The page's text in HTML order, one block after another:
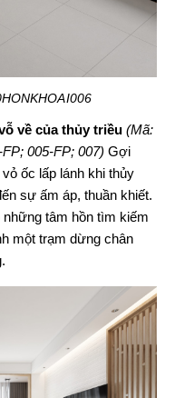
về của thủy triều (Mã:
005-FP; 007) Gợi
ốc lấp lánh khi thủy
sự ấm áp, thuần khiết.
tâm hồn tìm kiếm
một trạm dừng chân